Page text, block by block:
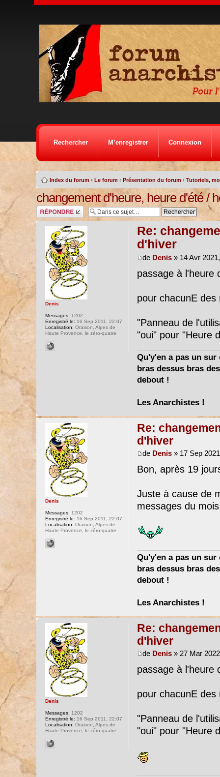
Rechercher M’enregistrer Connexion
Index du forum ‹ Le forum ‹ Présentation du forum ‹ Tutoriels,
changement d'heure, heure d'été /
Répondre
Re:
d'hiver
de Denis» 14 Avr
passage à l'heure
pour chacunE des
"Panneau de
"oui" pour "Heure
Qu'y'en a pas un
bras dessus bras
debout !
Les Anarchistes !
Denis
Messages: 1202
Enregistré le: 16 Sep 2011, 22:07
Localisation: Oraison, Alpes de
Haute Provence, le zéro-quatre
Re:
d'hiver
de Denis» 17 Sep
Bon, après 19
Juste à cause de
messages du
Qu'y'en a pas un
bras dessus bras
debout !
Les Anarchistes !
Denis
Messages: 1202
Enregistré le: 16 Sep 2011, 22:07
Localisation: Oraison, Alpes de
Haute Provence, le zéro-quatre
Re:
d'hiver
de Denis» 27 Mar
passage à l'heure
pour chacunE des
"Panneau de
"oui" pour "Heure
Denis
Messages: 1202
Enregistré le: 16 Sep 2011, 22:07
Localisation: Oraison, Alpes de
Haute Provence, le zéro-quatre